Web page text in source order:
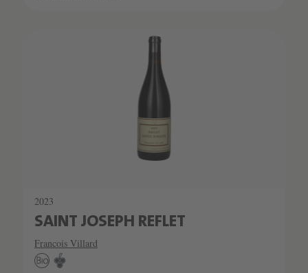
2023
SAINT JOSEPH REFLET
Francois Villard